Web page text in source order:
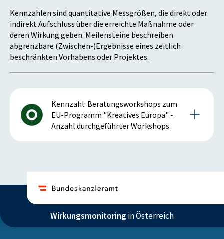
Kennzahlen sind quantitative Messgrößen, die direkt oder
indirekt Aufschluss über die erreichte Maßnahme oder
deren Wirkung geben. Meilensteine beschreiben
abgrenzbare (Zwischen-)Ergebnisse eines zeitlich
beschränkten Vorhabens oder Projektes.
Kennzahl: Beratungsworkshops zum
EU-Programm "Kreatives Europa" -
Anzahl durchgeführter Workshops
2017
Anmerkung: positiv bei steigender Kennzahl
Wirkungsmonitoring in Österreich